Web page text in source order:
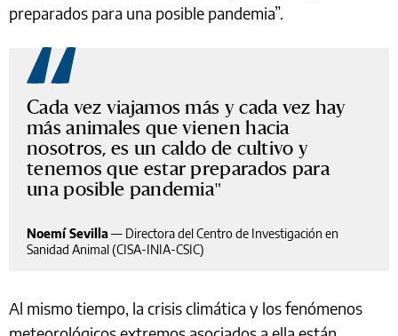
preparados para una posible pandemia”.
Cada vez viajamos más y cada vez hay
más animales que vienen hacia
nosotros, es un caldo de cultivo y
tenemos que estar preparados para
una posible pandemia
Noemí Sevilla — Directora del Centro de Investigación en
Sanidad Animal (CISA-INIA-CSIC)
Al mismo tiempo, la crisis climática y los fenómenos